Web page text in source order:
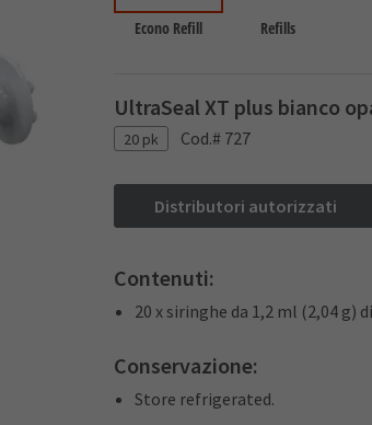
Econo Refill Refills
UltraSeal XT plus bianco
20 pk Cod.# 727
Distributori autorizzati
Contenuti:
20 x siringhe da 1,2 ml (2,04 g)
Conservazione:
Store refrigerated.